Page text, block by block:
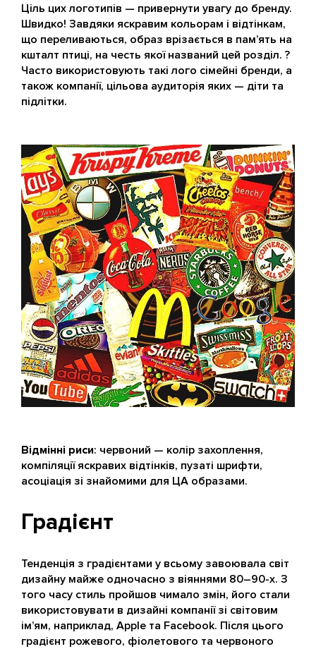
Ціль цих логотипів — привернути увагу до бренду.
Швидко! Завдяки яскравим кольорам і відтінкам,
що переливаються, образ врізається в пам’ять на
кшталт птиці, на честь якої названий цей розділ. ?
Часто використовують такі лого сімейні бренди, а
також компанії, цільова аудиторія яких — діти та
підлітки.
Відмінні риси: червоний — колір захоплення,
компіляції яскравих відтінків, пузаті шрифти,
асоціація зі знайомими для ЦА образами.
Градієнт
Тенденція з градієнтами у всьому завоювала світ
дизайну майже одночасно з віяннями 80–90-х. З
того часу стиль пройшов чимало змін, його стали
використовувати в дизайні компанії зі світовим
ім’ям, наприклад, Apple та Facebook. Після цього
градієнт рожевого, фіолетового та червоного